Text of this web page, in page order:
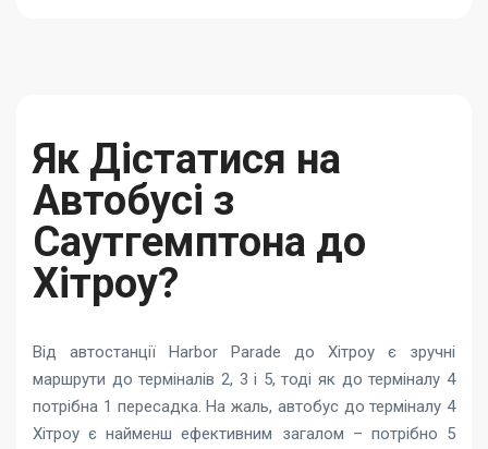
Як Дістатися на
Автобусі з
Саутгемптона до
Хітроу?
Від автостанції Harbor Parade до Хітроу є зручні
маршрути до терміналів 2, 3 і 5, тоді як до терміналу 4
потрібна 1 пересадка. На жаль, автобус до терміналу 4
Хітроу є найменш ефективним загалом – потрібно 5